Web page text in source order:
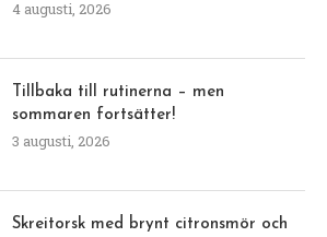
4 augusti, 2026
Tillbaka till rutinerna – men
sommaren fortsätter!
3 augusti, 2026
Skreitorsk med brynt citronsmör och